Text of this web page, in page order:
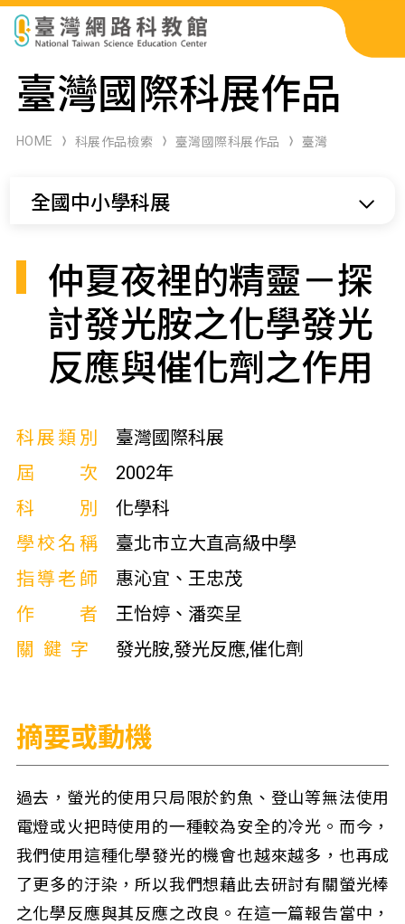
科展作品檢索
科學研習月刊
臺灣國際科展作品
HOME 科展作品檢索 臺灣國際科展作品 臺灣
全國中小學科展
仲夏夜裡的精靈－探
討發光胺之化學發光
反應與催化劑之作用
科展類別
臺灣國際科展
屆次
2002年
科別
化學科
學校名稱
臺北市立大直高級中學
指導老師
惠沁宜、王忠茂
作者
王怡婷、潘奕呈
關鍵字
發光胺,發光反應,催化劑
摘要或動機
過去，螢光的使用只局限於釣魚、登山等無法使用
電燈或火把時使用的一種較為安全的冷光。而今，
我們使用這種化學發光的機會也越來越多，也再成
了更多的汙染，所以我們想藉此去研討有關螢光棒
之化學反應與其反應之改良。在這一篇報告當中，